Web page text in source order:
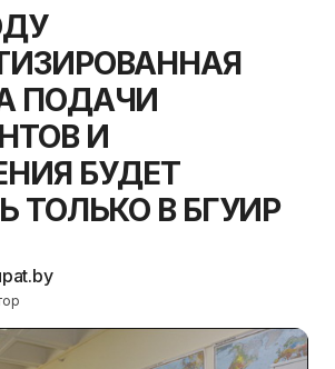
ПОДАЧИ
И
БУДЕТ
ТОЛЬКО В БГУИР